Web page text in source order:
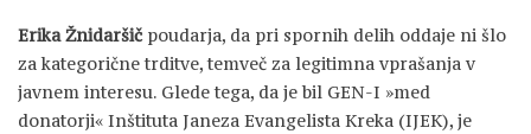
Erika Žnidaršič poudarja, da pri spornih delih oddaje ni šlo
za kategorične trditve, temveč za legitimna vprašanja v
javnem interesu. Glede tega, da je bil GEN-I »med
donatorji« Inštituta Janeza Evangelista Kreka (IJEK), je